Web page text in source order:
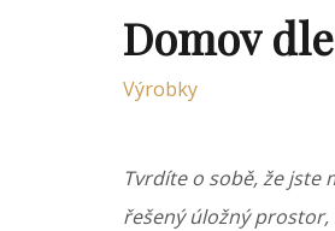
Domov
Výrobky
Tvrdíte o sobě, že jste
řešený úložný